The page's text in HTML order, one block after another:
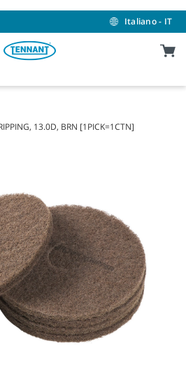
Italiano - IT
13.0D, BRN [1PICK=1CTN]